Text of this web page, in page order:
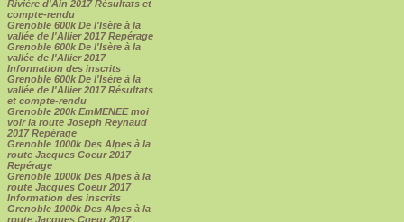
Rivière d'Ain 2017 Résultats et
compte-rendu
Grenoble 600k De l'Isère à la
vallée de l'Allier 2017 Repérage
Grenoble 600k De l'Isère à la
vallée de l'Allier 2017
Information des inscrits
Grenoble 600k De l'Isère à la
vallée de l'Allier 2017 Résultats
et compte-rendu
Grenoble 200k EmMENEE moi
voir la route Joseph Reynaud
2017 Repérage
Grenoble 1000k Des Alpes à la
route Jacques Coeur 2017
Repérage
Grenoble 1000k Des Alpes à la
route Jacques Coeur 2017
Information des inscrits
Grenoble 1000k Des Alpes à la
route Jacques Coeur 2017